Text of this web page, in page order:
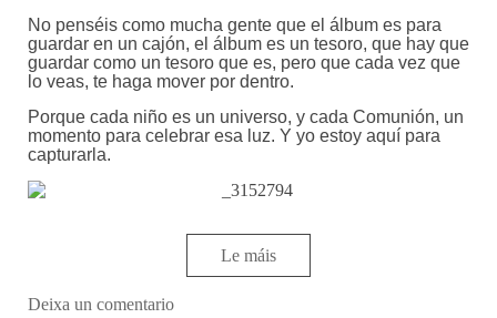
No penséis como mucha gente que el álbum es para
guardar en un cajón, el álbum es un tesoro, que hay que
guardar como un tesoro que es, pero que cada vez que
lo veas, te haga mover por dentro.
Porque cada niño es un universo, y cada Comunión, un
momento para celebrar esa luz. Y yo estoy aquí para
capturarla.
Le máis
Deixa un comentario